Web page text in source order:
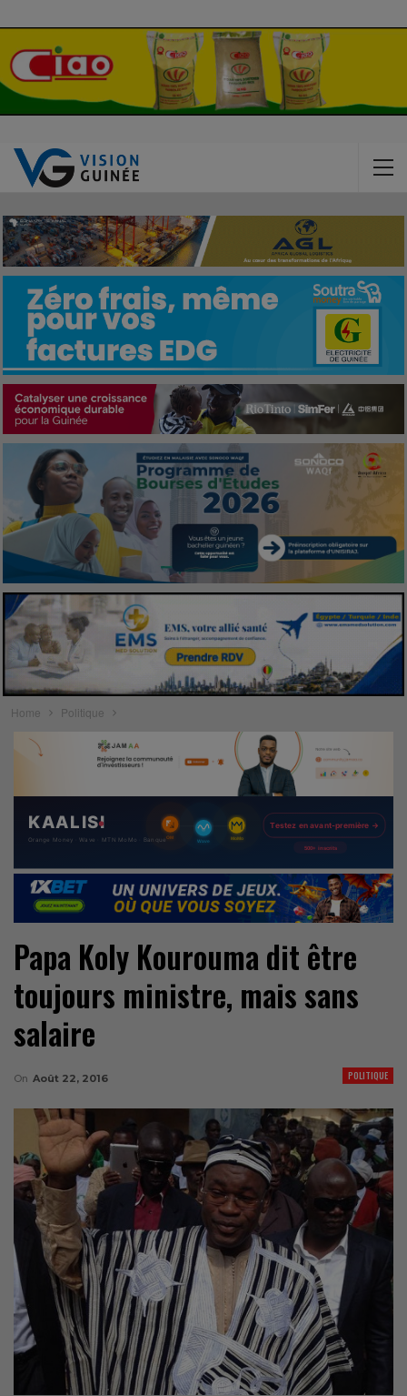
Home Politique
Papa Koly Kourouma dit être
toujours ministre, mais sans
salaire
POLITIQUE
On Août 22, 2016